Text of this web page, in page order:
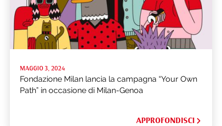
MAGGIO 3, 2024
Fondazione Milan lancia la campagna “Your Own
Path” in occasione di Milan-Genoa
APPROFONDISCI